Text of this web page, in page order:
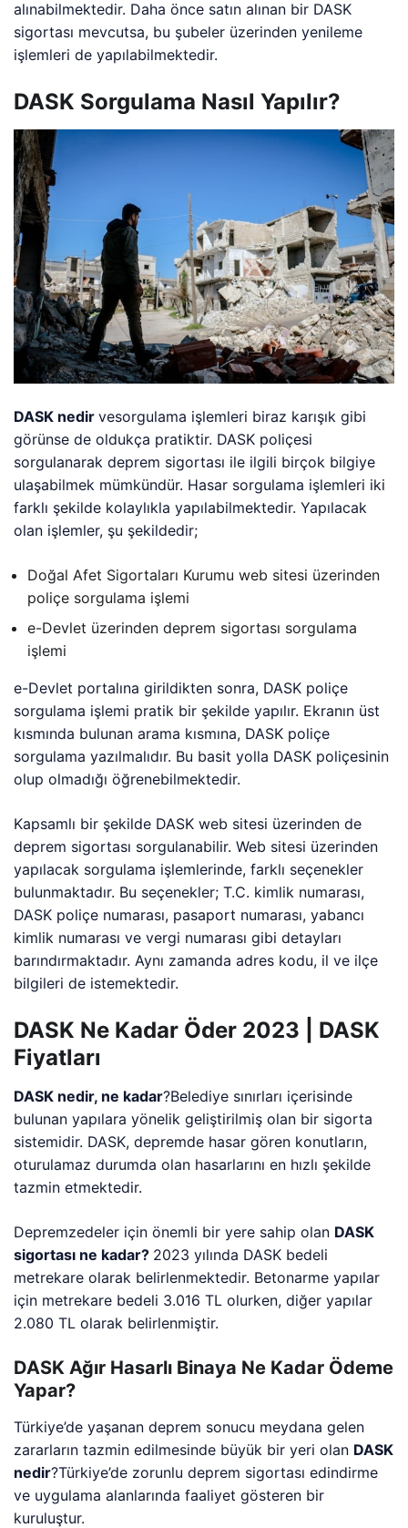
alınabilmektedir. Daha önce satın alınan bir DASK
sigortası mevcutsa, bu şubeler üzerinden yenileme
işlemleri de yapılabilmektedir.
DASK Sorgulama Nasıl Yapılır?
DASK nedirvesorgulama işlemleri biraz karışık gibi
görünse de oldukça pratiktir. DASK poliçesi
sorgulanarak deprem sigortası ile ilgili birçok bilgiye
ulaşabilmek mümkündür. Hasar sorgulama işlemleri iki
farklı şekilde kolaylıkla yapılabilmektedir. Yapılacak
olan işlemler, şu şekildedir;
Doğal Afet Sigortaları Kurumu web sitesi üzerinden
poliçe sorgulama işlemi
e-Devlet üzerinden deprem sigortası sorgulama
işlemi
e-Devlet portalına girildikten sonra, DASK poliçe
sorgulama işlemi pratik bir şekilde yapılır. Ekranın üst
kısmında bulunan arama kısmına, DASK poliçe
sorgulama yazılmalıdır. Bu basit yolla DASK poliçesinin
olup olmadığı öğrenebilmektedir.
Kapsamlı bir şekilde DASK web sitesi üzerinden de
deprem sigortası sorgulanabilir. Web sitesi üzerinden
yapılacak sorgulama işlemlerinde, farklı seçenekler
bulunmaktadır. Bu seçenekler; T.C. kimlik numarası,
DASK poliçe numarası, pasaport numarası, yabancı
kimlik numarası ve vergi numarası gibi detayları
barındırmaktadır. Aynı zamanda adres kodu, il ve ilçe
bilgileri de istemektedir.
DASK Ne Kadar Öder 2023 | DASK
Fiyatları
DASK nedir, ne kadar?Belediye sınırları içerisinde
bulunan yapılara yönelik geliştirilmiş olan bir sigorta
sistemidir. DASK, depremde hasar gören konutların,
oturulamaz durumda olan hasarlarını en hızlı şekilde
tazmin etmektedir.
Depremzedeler için önemli bir yere sahip olan DASK
sigortası ne kadar? 2023 yılında DASK bedeli
metrekare olarak belirlenmektedir. Betonarme yapılar
için metrekare bedeli 3.016 TL olurken, diğer yapılar
2.080 TL olarak belirlenmiştir.
DASK Ağır Hasarlı Binaya Ne Kadar Ödeme
Yapar?
Türkiye’de yaşanan deprem sonucu meydana gelen
zararların tazmin edilmesinde büyük bir yeri olan DASK
nedir?Türkiye’de zorunlu deprem sigortası edindirme
ve uygulama alanlarında faaliyet gösteren bir
kuruluştur.